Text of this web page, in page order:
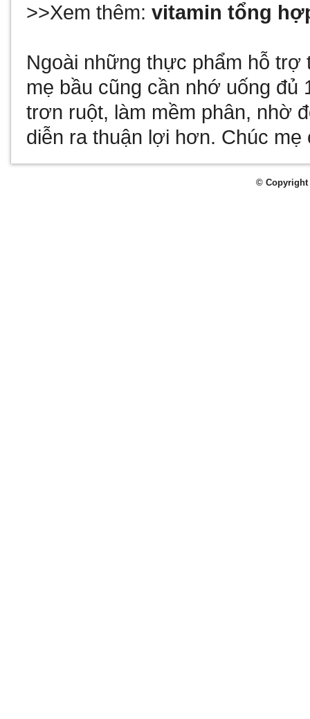
>>Xem thêm:vitamin tổng
Ngoài những thực phẩm hỗ trợ
mẹ bầu cũng cần nhớ uống
trơn ruột, làm mềm phân, nhờ
diễn ra thuận lợi hơn. Chúc
© Copyright